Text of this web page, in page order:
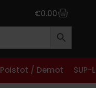
€0.00
Poistot / Demot